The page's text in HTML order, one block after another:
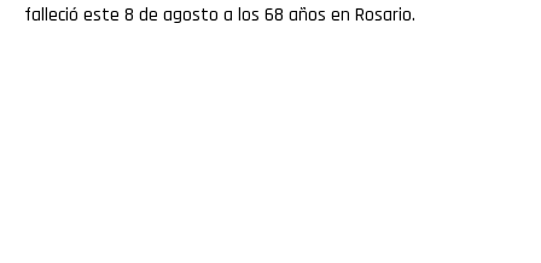
falleció este 8 de agosto a los 68 años en Rosario.